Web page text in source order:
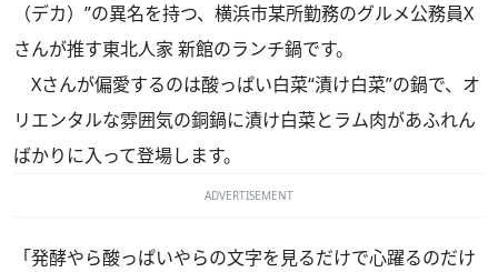
（デカ）”の異名を持つ、横浜市某所勤務のグルメ公務員X
さんが推す東北人家 新館のランチ鍋です。
Xさんが偏愛するのは酸っぱい白菜“漬け白菜”の鍋で、オ
リエンタルな雰囲気の銅鍋に漬け白菜とラム肉があふれん
ばかりに入って登場します。
ADVERTISEMENT
「発酵やら酸っぱいやらの文字を見るだけで心躍るのだけ